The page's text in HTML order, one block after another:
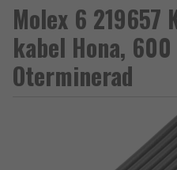
Molex 6
kabel Hona,
Oterminerad